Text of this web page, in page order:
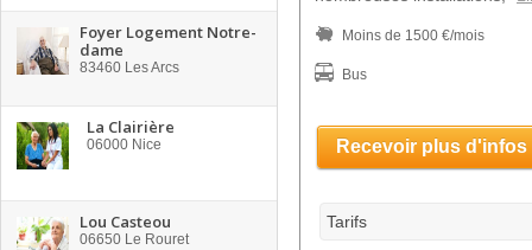
Foyer Logement Notre-
dame
83460 Les Arcs
La Clairière
06000 Nice
Lou Casteou
06650 Le Rouret
Moins de 1500 €/mois
Bus
Recevoir plus d'infos
Tarifs